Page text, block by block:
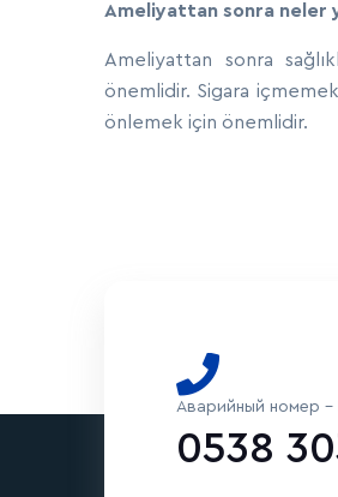
Ameliyattan sonra neler
Ameliyattan sonra
önemlidir. Sigara
önlemek için önemlidir.
Аварийный номер -
0538